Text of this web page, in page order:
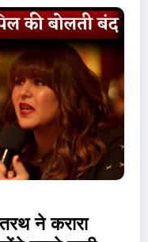
ने करारा